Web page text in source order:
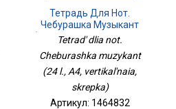
Тетрадь Для Нот.
Чебурашка Музыкант
(24 Л., А4, Вертикальная,
Tetrad' dlia not.
Cheburashka muzykant
(24 l., A4, vertikal'naia,
skrepka)
Артикул: 1464832